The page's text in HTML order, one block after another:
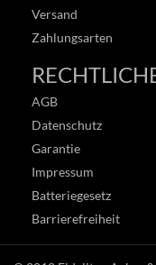
Versand
Zahlungsarten
AGB
Datenschutz
Garantie
Impressum
Batteriegesetz
Barrierefreiheit